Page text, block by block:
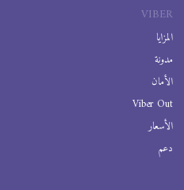
VIBER
المزايا
مدونة
الأمان
Viber Out
الأسعار
دعم